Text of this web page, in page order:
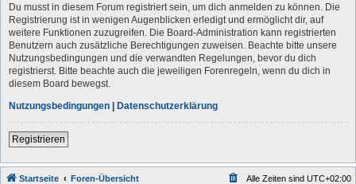
Du musst in diesem Forum registriert sein, um dich anmelden zu können. Die
Registrierung ist in wenigen Augenblicken erledigt und ermöglicht dir, auf
weitere Funktionen zuzugreifen. Die Board-Administration kann registrierten
Benutzern auch zusätzliche Berechtigungen zuweisen. Beachte bitte unsere
Nutzungsbedingungen und die verwandten Regelungen, bevor du dich
registrierst. Bitte beachte auch die jeweiligen Forenregeln, wenn du dich in
diesem Board bewegst.
Nutzungsbedingungen | Datenschutzerklärung
Registrieren
Startseite Foren-Übersicht Alle Zeiten sind UTC+02:00